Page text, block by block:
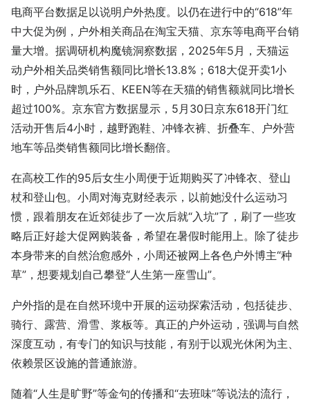
电商平台数据足以说明户外热度。以仍在进行中的“618”年
中大促为例，户外相关商品在淘宝天猫、京东等电商平台销
量大增。据调研机构魔镜洞察数据，2025年5月，天猫运
动户外相关品类销售额同比增长13.8%；618大促开卖1小
时，户外品牌凯乐石、KEEN等在天猫的销售额就同比增长
超过100%。京东官方数据显示，5月30日京东618开门红
活动开售后4小时，越野跑鞋、冲锋衣裤、折叠车、户外营
地车等品类销售额同比增长翻倍。
在高校工作的95后女生小周便于近期购买了冲锋衣、登山
杖和登山包。小周对海克财经表示，以前她没什么运动习
惯，跟着朋友在近郊徒步了一次后就“入坑”了，刷了一些攻
略后正好趁大促网购装备，希望在暑假时能用上。除了徒步
本身带来的自然治愈感外，小周还被网上各色户外博主“种
草”，想要规划自己攀登“人生第一座雪山”。
户外指的是在自然环境中开展的运动探索活动，包括徒步、
骑行、露营、滑雪、浆板等。真正的户外运动，强调与自然
深度互动，有专门的知识与技能，有别于以观光休闲为主、
依赖景区设施的普通旅游。
随着“人生是旷野”等金句的传播和“去班味”等说法的流行，